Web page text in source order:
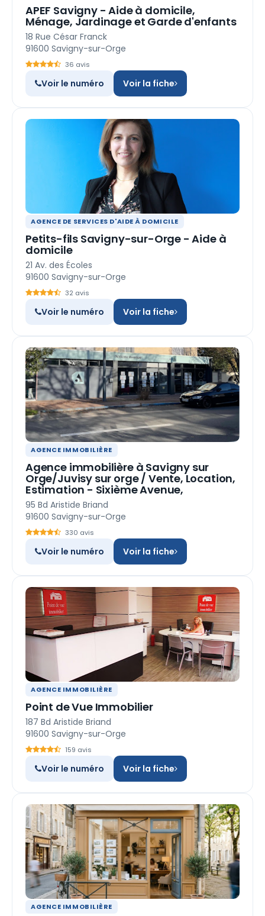
APEF Savigny - Aide à domicile,
Ménage, Jardinage et Garde d'enfants
18 Rue César Franck
91600 Savigny-sur-Orge
36 avis
Voir le numéro Voir la fiche
AGENCE DE SERVICES D'AIDE À DOMICILE
Petits-fils Savigny-sur-Orge - Aide à
domicile
21 Av. des Écoles
91600 Savigny-sur-Orge
32 avis
Voir le numéro Voir la fiche
AGENCE IMMOBILIÈRE
Agence immobilière à Savigny sur
Orge/Juvisy sur orge / Vente, Location,
Estimation - Sixième Avenue,
95 Bd Aristide Briand
91600 Savigny-sur-Orge
330 avis
Voir le numéro Voir la fiche
AGENCE IMMOBILIÈRE
Point de Vue Immobilier
187 Bd Aristide Briand
91600 Savigny-sur-Orge
159 avis
Voir le numéro Voir la fiche
AGENCE IMMOBILIÈRE